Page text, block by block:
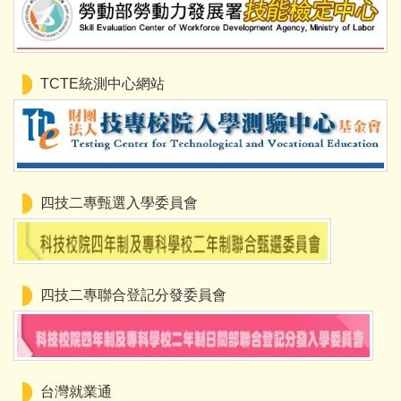
TCTE統測中心網站
四技二專甄選入學委員會
四技二專聯合登記分發委員會
台灣就業通